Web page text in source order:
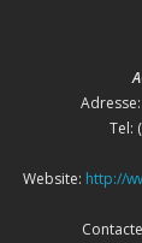
Tel:
Website: http://